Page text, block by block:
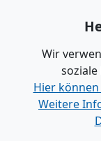
Wir
Hier
Weitere